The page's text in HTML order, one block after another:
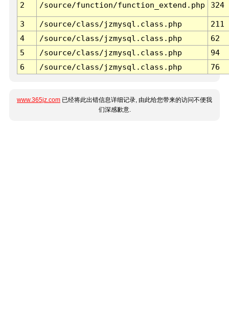
2 /source/function/function_extend.php 324
3 /source/class/jzmysql.class.php
211
4
/source/class/jzmysql.class.php
62
5
/source/class/jzmysql.class.php
94
6
/source/class/jzmysql.class.php 76
www.365jz.com 已经将此出错信息详细记录, 由此给您带来的访问不便我
们深感歉意.